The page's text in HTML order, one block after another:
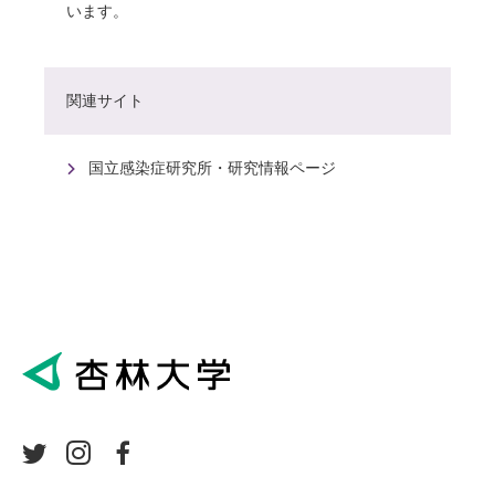
います。
関連サイト
国立感染症研究所・研究情報ページ